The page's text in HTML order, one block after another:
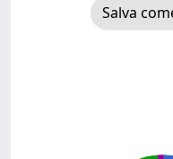
Salva